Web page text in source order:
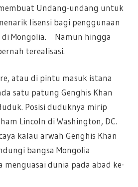
Undang-undang untuk
lisensi bagi penggunaan
di Mongolia. Namun hingga
terealisasi.
atau di pintu masuk istana
satu patung Genghis Khan
Posisi duduknya mirip
Lincoln di Washington, DC.
kalau arwah Genghis Khan
bangsa Mongolia
menguasai dunia pada abad ke-